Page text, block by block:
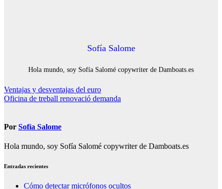
Sofía Salome
Hola mundo, soy Sofía Salomé copywriter de Damboats.es
Navegación
de
Ventajas y desventajas del euro
Oficina de treball renovació demanda
Por Sofía Salome
Hola mundo, soy Sofía Salomé copywriter de Damboats.es
Entradas recientes
Cómo detectar micrófonos ocultos